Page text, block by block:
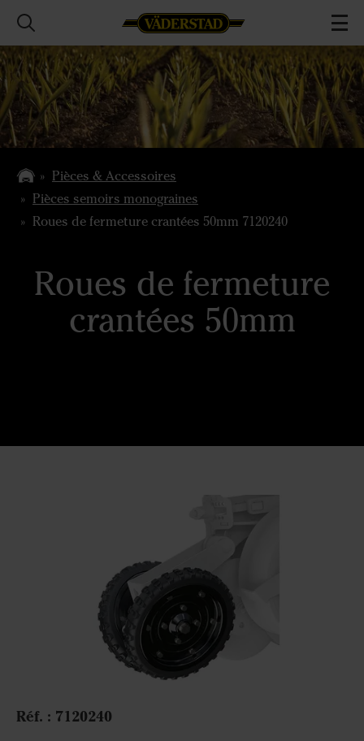
Pièces & Accessoires
Pièces semoirs monograines
Roues de fermeture crantées 50mm 7120240
Roues de fermeture
crantées 50mm
Réf. : 7120240